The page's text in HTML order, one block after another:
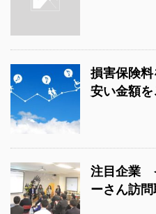
損害保険
安い金額を
注目企業
ーさん訪